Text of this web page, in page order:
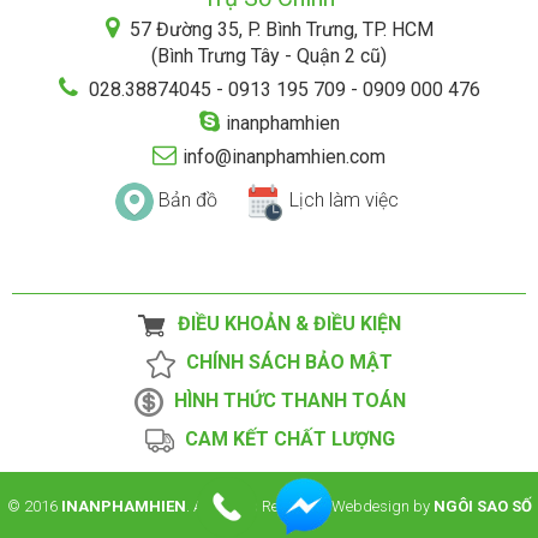
57 Đường 35, P. Bình Trưng, TP. HCM
(Bình Trưng Tây - Quận 2 cũ)
028.38874045 - 0913 195 709 - 0909 000 476
inanphamhien
info@inanphamhien.com
Bản đồ
Lịch làm việc
ĐIỀU KHOẢN & ĐIỀU KIỆN
CHÍNH SÁCH BẢO MẬT
HÌNH THỨC THANH TOÁN
CAM KẾT CHẤT LƯỢNG
© 2016 INANPHAMHIEN . All Rights Reserved. Webdesign by NGÔI SAO SỐ